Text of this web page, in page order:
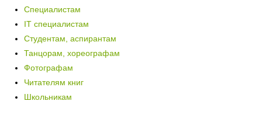
Специалистам
IT специалистам
Студентам, аспирантам
Танцорам, хореографам
Фотографам
Читателям книг
Школьникам